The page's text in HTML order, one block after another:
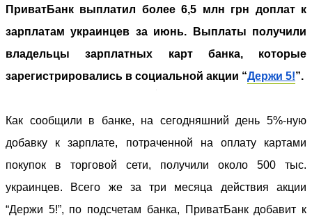
ПриватБанк выплатил более 6,5 млн грн доплат к
зарплатам украинцев за июнь. Выплаты получили
владельцы зарплатных карт банка, которые
зарегистрировались в социальной акции “Держи 5!”.
Как сообщили в банке, на сегодняшний день 5%-ную
добавку к зарплате, потраченной на оплату картами
покупок в торговой сети, получили около 500 тыс.
украинцев. Всего же за три месяца действия акции
“Держи 5!”, по подсчетам банка, ПриватБанк добавит к